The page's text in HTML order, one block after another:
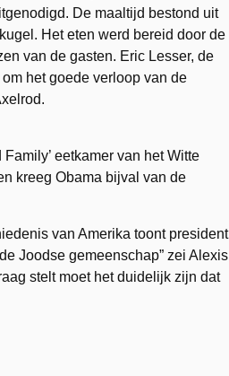
De maaltijd bestond uit
Het eten werd bereid door de
van de gasten. Eric Lesser, de
het goede verloop van de
eetkamer van het Witte
kreeg Obama bijval van de
van Amerika toont president
Joodse gemeenschap” zei Alexis
stelt moet het duidelijk zijn dat